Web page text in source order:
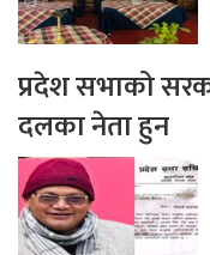
प्रदेश सभाको
दलका नेता हुन